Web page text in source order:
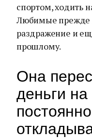
спортом, ходить
Любимые прежде
раздражение и
прошлому.
Она
деньги на